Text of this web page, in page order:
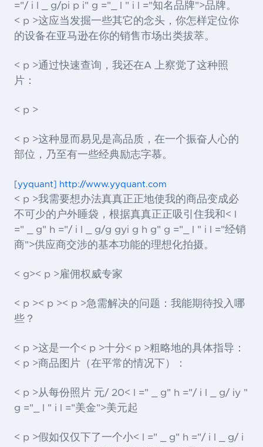
="/ i l _ g/pi p i" g ="_ l " i l ="知名品牌">品牌。
< p >这应当发掘一些其它的念头，你怎样定位你
的设备在亚马逊在你的销售市场出类拔萃。
< p >通过快速查询，我还在A 上察觉了这种照
片：
< p >
< p >这种显而易见是高品质，在一个振奋人心的
部位，乃至有一些经典励志字慕。
[yyquant] http://www.yyquant.com
< p >我需要想办法真真正正地使我的商品变成必
不可少的户外睡袋，根据真真正正吸引住我和< l
=" _ g" h ="/ i l _ g/g gyi g h g" g ="_ l " i l ="经销
商">供应商交涉的基本功能的理想化拍摄。
< g>< p >雇佣权威专家
< p >< p >< p >急需解决的问题：我能期待投入哪
些？
< p >这是一个< p >十分< p >粗略地的具体指导：
< p >商品图片（在平常的情况下）：
< p >从每份照片 元/ 20< l =" _ g" h ="/ i l _ g/ iy "
g ="_ l " i l ="美金">美元起
< p >假如仅仅下了一个小< l =" _ g" h ="/ i l _ g/ i